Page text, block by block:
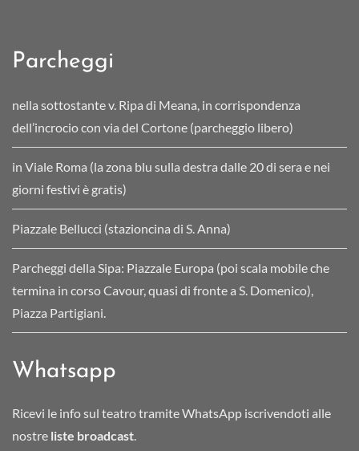
Parcheggi
nella sottostante v. Ripa di Meana, in corrispondenza
dell’incrocio con via del Cortone (parcheggio libero)
in Viale Roma (la zona blu sulla destra dalle 20 di sera e nei
giorni festivi è gratis)
Piazzale Bellucci (stazioncina di S. Anna)
Parcheggi della Sipa: Piazzale Europa (poi scala mobile che
termina in corso Cavour, quasi di fronte a S. Domenico),
Piazza Partigiani.
Whatsapp
Ricevi le info sul teatro tramite WhatsApp iscrivendoti alle
nostre liste broadcast.